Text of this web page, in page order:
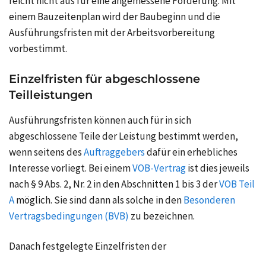
einemBauzeitenplanwird der Baubeginn und die
Ausführungsfristen mit der Arbeitsvorbereitung
vorbestimmt.
Einzelfristen für abgeschlossene
Teilleistungen
Ausführungsfristen können auch für in sich
abgeschlossene Teile der Leistung bestimmt werden,
wenn seitens desAuftraggebersdafür ein erhebliches
Interesse vorliegt. Bei einemVOB-Vertragist dies jeweils
nach § 9 Abs. 2, Nr. 2 in den Abschnitten 1 bis 3 derVOB Teil
Amöglich. Sie sind dann als solche in denBesonderen
Vertragsbedingungen (BVB) zu bezeichnen.
Danach festgelegte Einzelfristen der